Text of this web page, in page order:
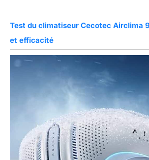
Test du climatiseur Cecotec Airclima
et efficacité